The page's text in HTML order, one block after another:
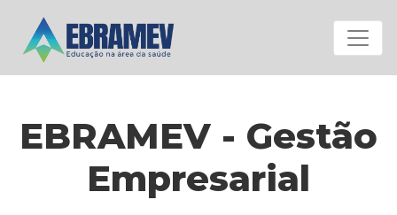
Menu
EBRAMEV - Gestão
Empresarial